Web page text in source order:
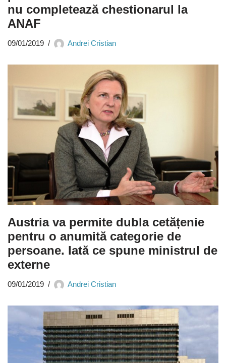
nu completează chestionarul la
ANAF
09/01/2019 Andrei Cristian
Austria va permite dubla cetățenie
pentru o anumită categorie de
persoane. Iată ce spune ministrul de
externe
09/01/2019 Andrei Cristian